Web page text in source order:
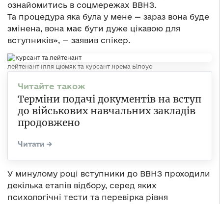
ознайомитись в соцмережах ВВНЗ.
Та процедура яка була у мене — зараз вона буде
змінена, вона має бути дуже цікавою для
вступників», — заявив спікер.
лейтенант Ілля Цюмяк та курсант Ярема Білоус
Терміни подачі документів на вступ
до військових навчальних закладів
продовжено
У минулому році вступники до ВВНЗ проходили
декілька етапів відбору, серед яких
психологічні тести та перевірка рівня